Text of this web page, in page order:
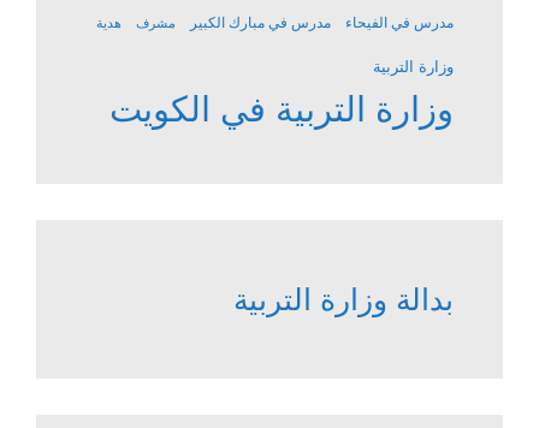
مدرس في الفيحاء مدرس في مبارك الكبير مشرف هدية
وزارة التربية
وزارة التربية في الكويت
بدالة وزارة التربية